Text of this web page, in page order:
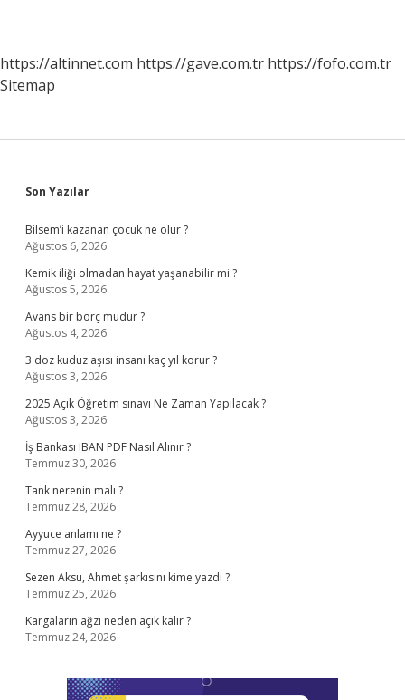
https://altinnet.com https://gave.com.tr https://fofo.com.tr
Sitemap
Sidebar
Son Yazılar
Bilsem’i kazanan çocuk ne olur ?
Ağustos 6, 2026
Kemik iliği olmadan hayat yaşanabilir mi ?
Ağustos 5, 2026
Avans bir borç mudur ?
Ağustos 4, 2026
3 doz kuduz aşısı insanı kaç yıl korur ?
Ağustos 3, 2026
2025 Açık Öğretim sınavı Ne Zaman Yapılacak ?
Ağustos 3, 2026
İş Bankası IBAN PDF Nasıl Alınır ?
Temmuz 30, 2026
Tank nerenin malı ?
Temmuz 28, 2026
Ayyuce anlamı ne ?
Temmuz 27, 2026
Sezen Aksu, Ahmet şarkısını kime yazdı ?
Temmuz 25, 2026
Kargaların ağzı neden açık kalır ?
Temmuz 24, 2026